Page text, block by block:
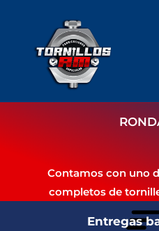
Contamos con uno
completos de
Entregas